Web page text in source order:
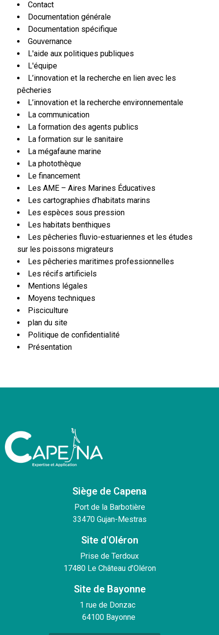
Contact
Documentation générale
Documentation spécifique
Gouvernance
L'aide aux politiques publiques
L'équipe
L’innovation et la recherche en lien avec les
pêcheries
L’innovation et la recherche environnementale
La communication
La formation des agents publics
La formation sur le sanitaire
La mégafaune marine
La photothèque
Le financement
Les AME – Aires Marines Éducatives
Les cartographies d’habitats marins
Les espèces sous pression
Les habitats benthiques
Les pêcheries fluvio-estuariennes et les études
sur les poissons migrateurs
Les pêcheries maritimes professionnelles
Les récifs artificiels
Mentions légales
Moyens techniques
Pisciculture
plan du site
Politique de confidentialité
Présentation
Siège de Capena
Port de la Barbotière
33470 Gujan-Mestras
Site d'Oléron
Prise de Terdoux
17480 Le Château d’Oléron
Site de Bayonne
1 rue de Donzac
64100 Bayonne